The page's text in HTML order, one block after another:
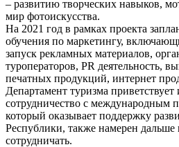
– развитию творческих навыков,
мир фотоискусства.
На 2021 год в рамках проекта
обучения по маркетингу,
запуск рекламных материалов,
туроператоров, PR деятельность,
печатных продукций, интернет
Департамент туризма
сотрудничество с
который оказывает поддержку
Республики, также намерен
сотрудничать.